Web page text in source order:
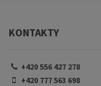
KONTAKTY
+420 556 427 278
+420 777 563 698